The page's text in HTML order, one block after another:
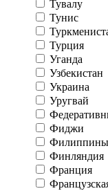
Тувалу
Тунис
Турция
Уганда
Узбекистан
Украина
Уругвай
Фиджи
Филиппины
Финляндия
Франция